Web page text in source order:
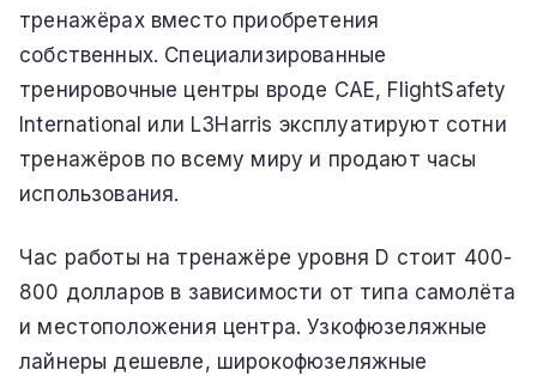
тренажёрах вместо приобретения
собственных. Специализированные
тренировочные центры вроде CAE, FlightSafety
International или L3Harris эксплуатируют сотни
тренажёров по всему миру и продают часы
использования.
Час работы на тренажёре уровня D стоит 400-
800 долларов в зависимости от типа самолёта
и местоположения центра. Узкофюзеляжные
лайнеры дешевле, широкофюзеляжные